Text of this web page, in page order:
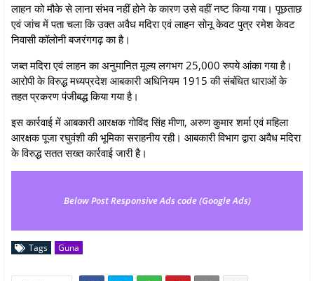
लाहन को मौके से लाना संभव नहीं होने के कारण उसे वहीं नष्ट किया गया। पूछताछ
एवं जांच में पता चला कि उक्त अवैध मदिरा एवं लाहन सोनू केवट पुत्र रमेश केवट
निवासी कॉलोनी बजरंगगढ़ का है।
जब्त मदिरा एवं लाहन का अनुमानित मूल्य लगभग 25,000 रुपये आंका गया है।
आरोपी के विरुद्ध मध्यप्रदेश आबकारी अधिनियम 1915 की संबंधित धाराओं के
तहत प्रकरण पंजीबद्ध किया गया है।
इस कार्रवाई में आबकारी आरक्षक गोविंद सिंह मीणा, अरुण कुमार शर्मा एवं महिला
आरक्षक पूजा रघुवंशी की भूमिका सराहनीय रही। आबकारी विभाग द्वारा अवैध मदिरा
के विरुद्ध सतत सख्त कार्रवाई जारी है।
Below Post Responsive Ads code (Google Ads)
Tags Guna